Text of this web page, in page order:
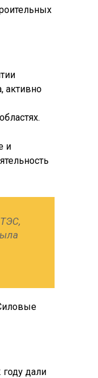
активно
и
дали